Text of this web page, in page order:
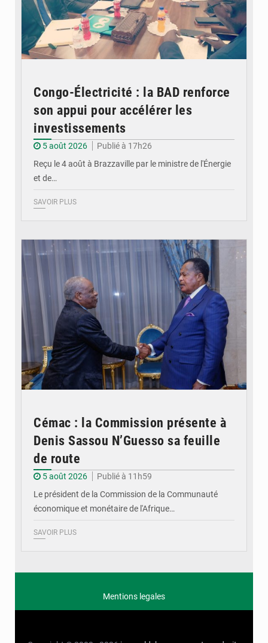
Congo-Électricité : la BAD renforce
son appui pour accélérer les
investissements
5 août 2026
Publié à 17h26
Reçu le 4 août à Brazzaville par le ministre de l'Énergie
et de…
SAVOIR PLUS
Cémac : la Commission présente à
Denis Sassou N’Guesso sa feuille
de route
5 août 2026
Publié à 11h59
Le président de la Commission de la Communauté
économique et monétaire de l'Afrique…
SAVOIR PLUS
Mentions legales